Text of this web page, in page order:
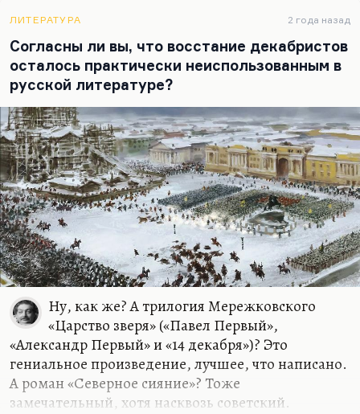
были для меня просто откровением. До сих пор я
Смирение не
есть уничижение. До…
ЛИТЕРАТУРА 2 года назад
Согласны ли вы, что восстание декабристов
осталось практически неиспользованным в
русской литературе?
Ну, как же? А трилогия Мережковского
«Царство зверя» («Павел Первый»,
«Александр Первый» и «14 декабря»)? Это
гениальное произведение, лучшее, что написано.
А роман «Северное сияние»? Тоже
замечательный, хотя насквозь советский.